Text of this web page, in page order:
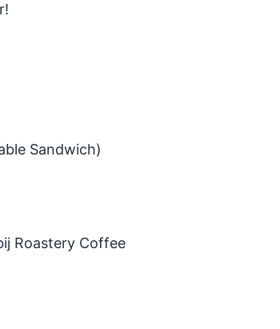
Sandwich)
Roastery Coffee